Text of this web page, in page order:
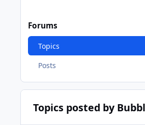
Forums
Topics
Posts
Topics posted by